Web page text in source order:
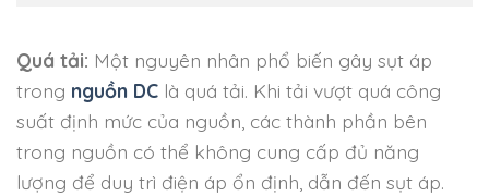
Quá tải: Một nguyên nhân phổ biến gây sụt áp
trong nguồn DC là quá tải. Khi tải vượt quá công
suất định mức của nguồn, các thành phần bên
trong nguồn có thể không cung cấp đủ năng
lượng để duy trì điện áp ổn định, dẫn đến sụt áp.